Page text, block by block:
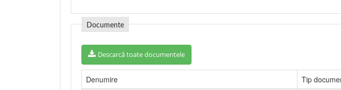
Documente
Descarcă toate documentele
Denumire Tip